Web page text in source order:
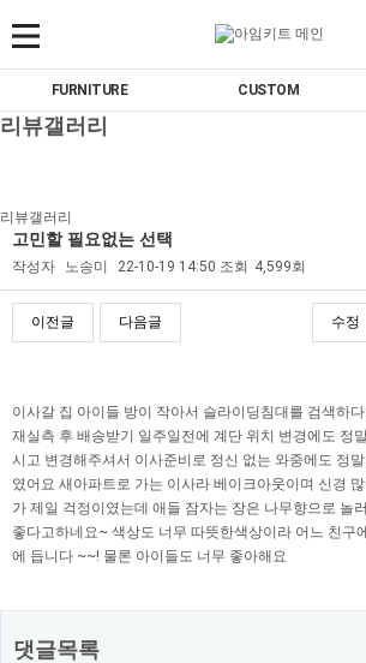
FURNITURE CUSTOM
리뷰갤러리
리뷰갤러리
고민할 필요없는 선택
작성자 노송미 22-10-19 14:50 조회 4,599회
이전글 다음글 수정
이사갈 집 아이들 방이 작아서 슬라이딩침대를 검색하
재실측 후 배송받기 일주일전에 계단 위치 변경에도 정
시고 변경해주셔서 이사준비로 정신 없는 와중에도 정
였어요 새아파트로 가는 이사라 베이크아웃이며 신경
가 제일 걱정이였는데 애들 잠자는 장은 나무향으로 놀
좋다고하네요~ 색상도 너무 따뜻한색상이라 어느 친구
에 듭니다 ~~! 물론 아이들도 너무 좋아해요
댓글목록